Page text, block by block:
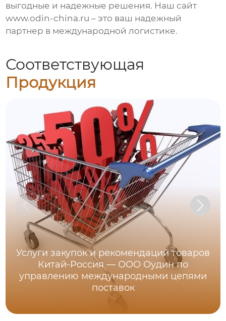
выгодные и надежные решения. Наш сайт
www.odin-china.ru – это ваш надежный
партнер в международной логистике.
Соответствующая
Продукция
Услуги закупок и рекомендаций товаров
Китай-Россия — ООО Оудин по
управлению международными цепями
поставок